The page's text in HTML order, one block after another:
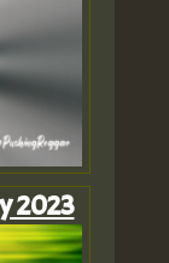
2023